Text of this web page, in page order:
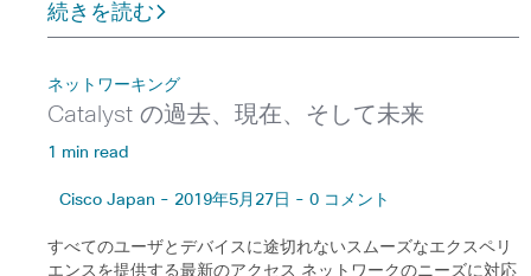
続きを読む
ネットワーキング
Catalyst の過去、現在、そして未来
1 min read
Cisco Japan - 2019年5月27日 - 0 コメント
すべてのユーザとデバイスに途切れないスムーズなエクスペリ
エンスを提供する最新のアクセス ネットワークのニーズに対応